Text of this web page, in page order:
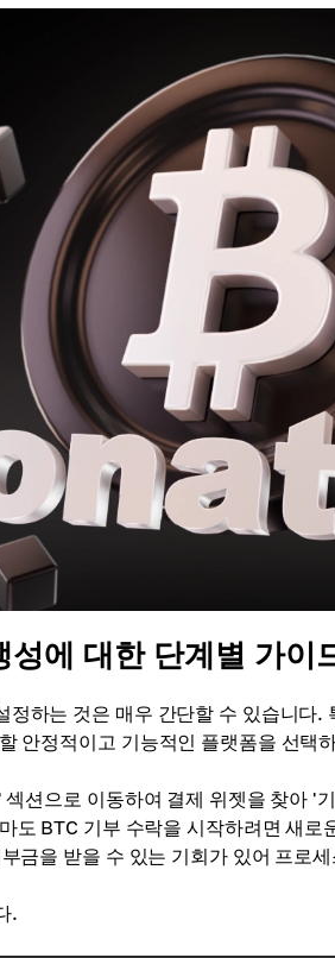
성에 대한 단계별 가이
정하는 것은 매우 간단할 수 있습니다
안정적이고 기능적인 플랫폼을 선택
션으로 이동하여 결제 위젯을 찾아 '
도 BTC 기부 수락을 시작하려면 새
금을 받을 수 있는 기회가 있어 프로
.